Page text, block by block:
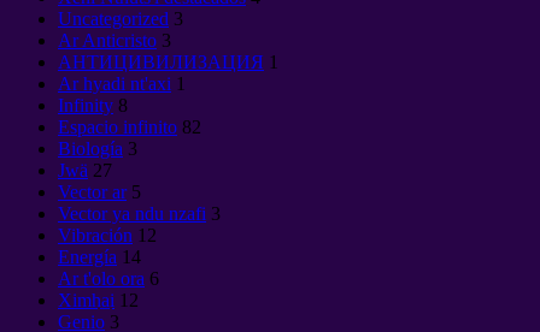
Uncategorized 3
Ar Anticristo 3
АНТИЦИВИЛИЗАЦИЯ 1
Ar hyadi nt'axi 1
Infinity 8
Espacio infinito 82
Biología 3
Jwä 27
Vector ar 5
Vector ya ndu nzafi 3
Vibración 12
Energía 14
Ar t'olo ora 6
Ximha̲i 12
Genio 3